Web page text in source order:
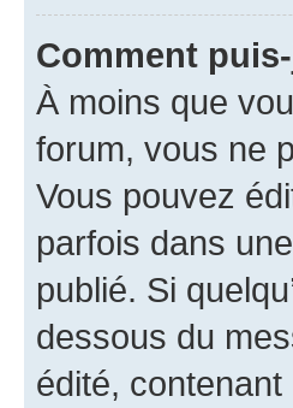
Comment
À moins que
forum, vous ne
Vous pouvez
parfois dans
publié. Si
dessous du
édité, contenant